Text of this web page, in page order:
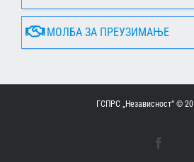
МОЛБА ЗА ПРЕУЗИМАЊЕ
ГСПРС „Независност“ ©